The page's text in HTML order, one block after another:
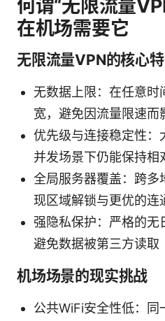
何谓“无限流量
在机场需要它
无限流量VPN的核心
无数据上限：在任意
宽，避免因流量限速而
优先级与连接稳定性：
并发场景下仍能保持相
全局服务器覆盖：跨多
现区域解锁与更优的连
强隐私保护：严格的无
避免数据被第三方读取
机场场景的现实挑战
公共WiFi安全性低：